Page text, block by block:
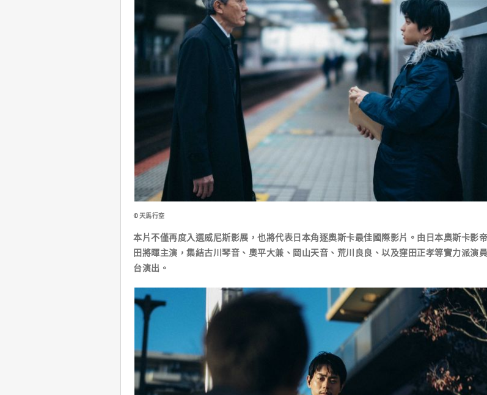
©天馬行空
本片不僅再度入選威尼斯影展，也將代表日本角逐奧斯卡最佳國際影片。由日本奧斯卡影
田將暉主演，集結古川琴音、奧平大兼、岡山天音、荒川良良、以及窪田正孝等實力派演
台演出。